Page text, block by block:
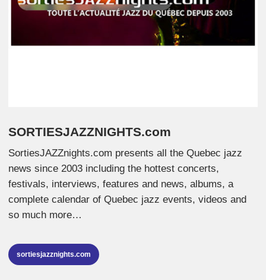
SORTIESJAZZNIGHTS.com
SortiesJAZZnights.com presents all the Quebec jazz
news since 2003 including the hottest concerts,
festivals, interviews, features and news, albums, a
complete calendar of Quebec jazz events, videos and
so much more…
sortiesjazznights.com